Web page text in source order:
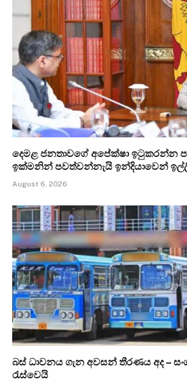
දෙමළ ජනතාවගේ අපේක්ෂා ඉටුකරන්න
ඉක්මනින් පවත්වන්නැයි ඉන්දියාවෙන්
August 6, 2026
බස් ධාවනය ගැන අවසන් තීරණය අද –
රැස්වෙයි